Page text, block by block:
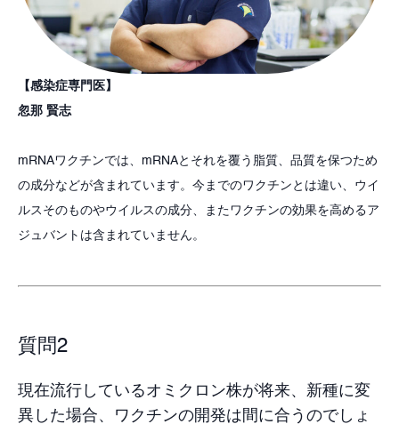
【感染症専門医】
忽那 賢志
mRNAワクチンでは、mRNAとそれを覆う脂質、品質を保つため
の成分などが含まれています。今までのワクチンとは違い、ウイ
ルスそのものやウイルスの成分、またワクチンの効果を高めるア
ジュバントは含まれていません。
質問2
現在流行しているオミクロン株が将来、新種に変
異した場合、ワクチンの開発は間に合うのでしょ